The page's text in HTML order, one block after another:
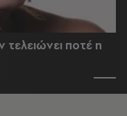
τελειώνει ποτέ η